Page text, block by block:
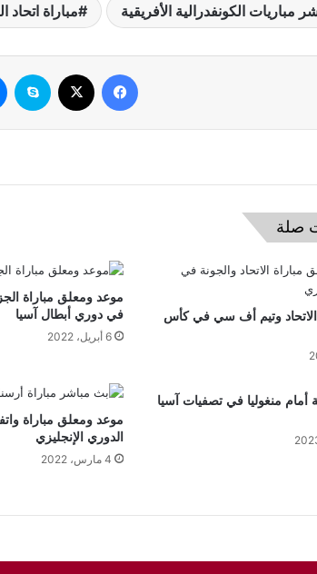
مباريات الكونفدرالية الأفريقية مباراة
فيسبوك
صلة
الاتحاد وتيم أف سي في كأس
موعد ومعلق مباراة
في دوري أبطال آسيا
6 أبريل، 2022
أمام منغوليا في تصفيات آسيا
موعد ومعلق مباراة
الدوري الإنجليزي
4 مارس، 2022